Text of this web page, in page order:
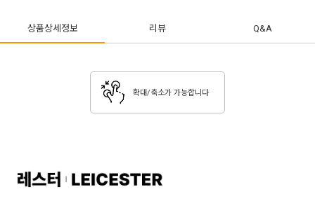
상품상세정보 리뷰 Q&A
확대/축소가 가능합니다